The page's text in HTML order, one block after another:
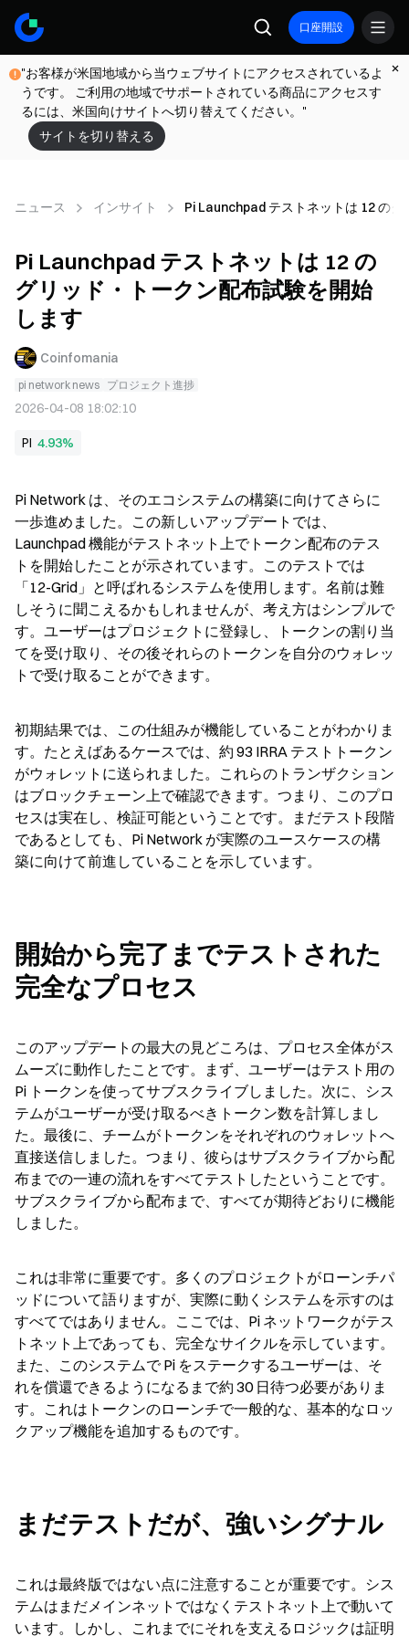
口座開設
"お客様が米国地域から当ウェブサイトにアクセスされているよ
うです。 ご利用の地域でサポートされている商品にアクセスす
るには、米国向けサイトへ切り替えてください。"
サイトを切り替える
ニュース インサイト Pi Launchpad テストネットは 12 の
Pi Launchpad テストネットは 12 の
グリッド・トークン配布試験を開始
します
Coinfomania
pi network news プロジェクト進捗
2026-04-08 18:02:10
PI 4.93%
Pi Network は、そのエコシステムの構築に向けてさらに
一歩進めました。この新しいアップデートでは、
Launchpad 機能がテストネット上でトークン配布のテス
トを開始したことが示されています。このテストでは
「12-Grid」と呼ばれるシステムを使用します。名前は難
しそうに聞こえるかもしれませんが、考え方はシンプルで
す。ユーザーはプロジェクトに登録し、トークンの割り当
てを受け取り、その後それらのトークンを自分のウォレッ
トで受け取ることができます。
初期結果では、この仕組みが機能していることがわかりま
す。たとえばあるケースでは、約 93 IRRA テストトークン
がウォレットに送られました。これらのトランザクション
はブロックチェーン上で確認できます。つまり、このプロ
セスは実在し、検証可能ということです。まだテスト段階
であるとしても、Pi Network が実際のユースケースの構
築に向けて前進していることを示しています。
開始から完了までテストされた
完全なプロセス
このアップデートの最大の見どころは、プロセス全体がス
ムーズに動作したことです。まず、ユーザーはテスト用の
Pi トークンを使ってサブスクライブしました。次に、シス
テムがユーザーが受け取るべきトークン数を計算しまし
た。最後に、チームがトークンをそれぞれのウォレットへ
直接送信しました。つまり、彼らはサブスクライブから配
布までの一連の流れをすべてテストしたということです。
サブスクライブから配布まで、すべてが期待どおりに機能
しました。
これは非常に重要です。多くのプロジェクトがローンチパ
ッドについて語りますが、実際に動くシステムを示すのは
すべてではありません。ここでは、Pi ネットワークがテス
トネット上であっても、完全なサイクルを示しています。
また、このシステムで Pi をステークするユーザーは、そ
れを償還できるようになるまで約 30 日待つ必要がありま
す。これはトークンのローンチで一般的な、基本的なロッ
クアップ機能を追加するものです。
まだテストだが、強いシグナル
これは最終版ではない点に注意することが重要です。シス
テムはまだメインネットではなくテストネット上で動いて
います。しかし、これまでにそれを支えるロジックは証明